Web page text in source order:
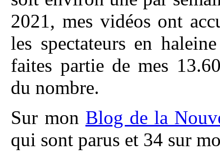
2021, mes vidéos ont
les spectateurs en
faites partie de mes
du nombre.
Sur mon Blog de la
qui sont parus et 34 sur